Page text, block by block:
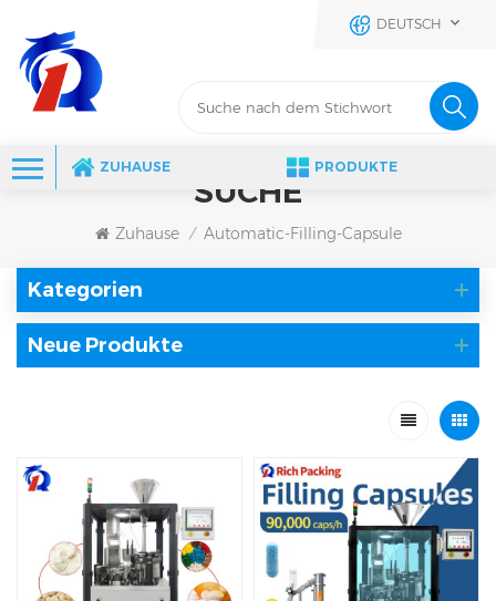
DEUTSCH
ZUHAUSE PRODUKTE
SUCHE
Zuhause / Automatic-Filling-Capsule
Kategorien
Neue Produkte